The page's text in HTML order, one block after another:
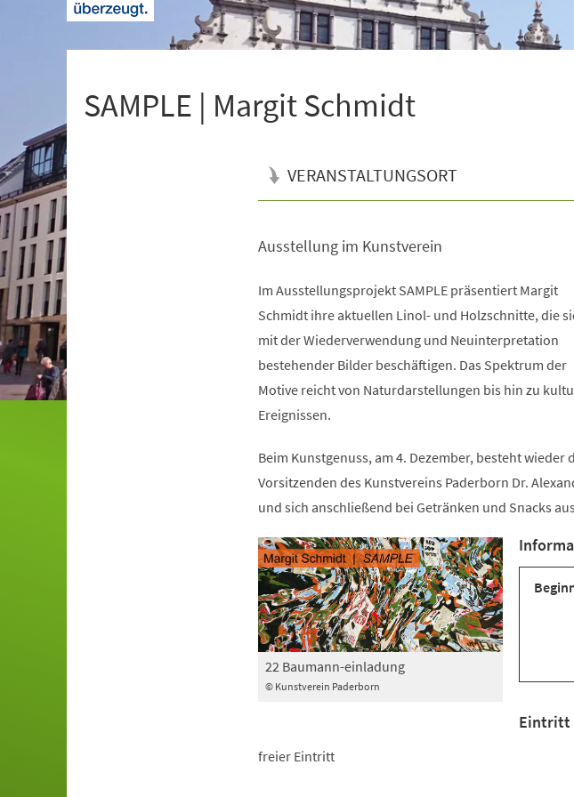
SAMPLE | Margit Schmidt
VERANSTALTUNGSORT
Ausstellung im Kunstverein
Im Ausstellungsprojekt SAMPLE präsentiert Margit
Schmidt ihre aktuellen Linol- und Holzschnitte, die
mit der Wiederverwendung und Neuinterpretation
bestehender Bilder beschäftigen. Das Spektrum der
Motive reicht von Naturdarstellungen bis hin zu
Ereignissen.
Beim Kunstgenuss, am 4. Dezember, besteht
Vorsitzenden des Kunstvereins Paderborn Dr.
und sich anschließend bei Getränken und Snacks
© Kunstverein Paderborn
22 Baumann-einladung
Eintritt
freier Eintritt